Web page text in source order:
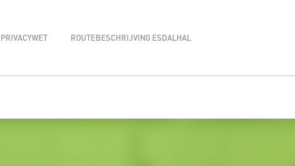
PRIVACYWET ROUTEBESCHRIJVING ESDALHAL